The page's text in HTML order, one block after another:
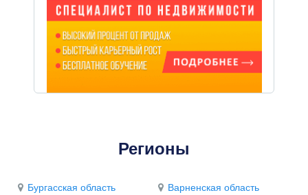
Регионы
Бургасская область Варненская область